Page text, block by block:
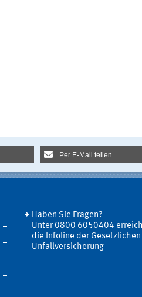
Per E-Mail teilen
Haben Sie Fragen?
Unter 0800 6050404
die Infoline der Gesetzlichen
Unfallversicherung